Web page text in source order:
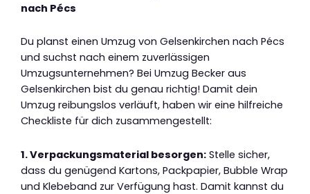
nach Pécs
Du planst einen Umzug von Gelsenkirchen nach Pécs
und suchst nach einem zuverlässigen
Umzugsunternehmen? Bei Umzug Becker aus
Gelsenkirchen bist du genau richtig! Damit dein
Umzug reibungslos verläuft, haben wir eine hilfreiche
Checkliste für dich zusammengestellt:
1. Verpackungsmaterial besorgen: Stelle sicher,
dass du genügend Kartons, Packpapier, Bubble Wrap
und Klebeband zur Verfügung hast. Damit kannst du